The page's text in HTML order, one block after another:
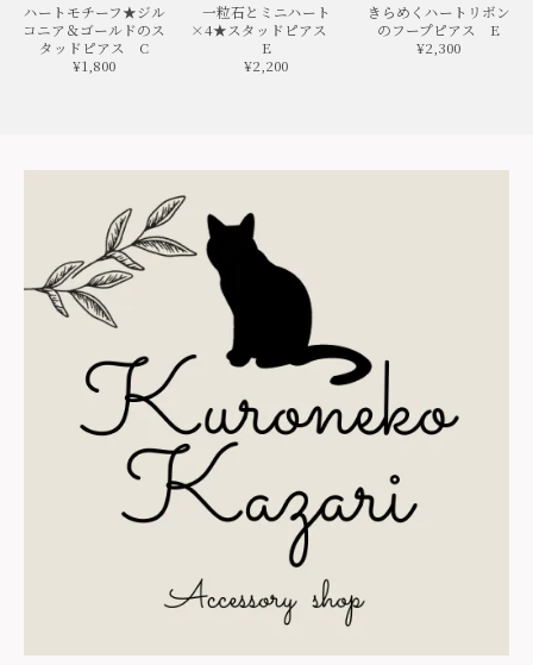
ハートモチーフ★ジル
コニア＆ゴールドのス
タッドピアス C
¥1,800
一粒石とミニハート
×4★スタッドピアス
E
¥2,200
きらめくハートリボン
のフープピアス E
¥2,300